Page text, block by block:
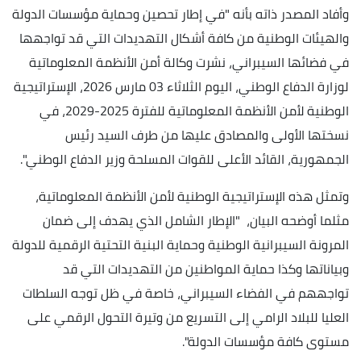
وأفاد المصدر ذاته بأنه "في إطار تحصين وحماية مؤسسات الدولة
والهيئات الوطنية من كافة أشكال التهديدات التي قد تواجهها
في فضائها السيبراني، نشرت وكالة أمن الأنظمة المعلوماتية
لوزارة الدفاع الوطني، اليوم الثلاثاء 03 مارس 2026، الإستراتيجية
الوطنية لأمن الأنظمة المعلوماتية للفترة 2025-2029، في
نسختها الأولى والمصادق عليها من طرف السيد رئيس
الجمهورية، القائد الأعلى للقوات المسلحة وزير الدفاع الوطني".
وتمثل هذه الإستراتيجية الوطنية لأمن الأنظمة المعلوماتية،
مثلما أوضحه البيان، "الإطار الشامل الذي يهدف إلى ضمان
المرونة السيبرانية الوطنية وحماية البنية التحتية الرقمية للدولة
وبياناتها وكذا حماية المواطنين من التهديدات التي قد
تواجههم في الفضاء السيبراني، خاصة في ظل توجه السلطات
العليا للبلاد الرامي إلى التسريع من وتيرة التحول الرقمي على
مستوى كافة مؤسسات الدولة".